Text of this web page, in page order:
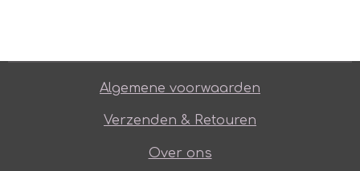
Algemene voorwaarden
Verzenden & Retouren
Over ons